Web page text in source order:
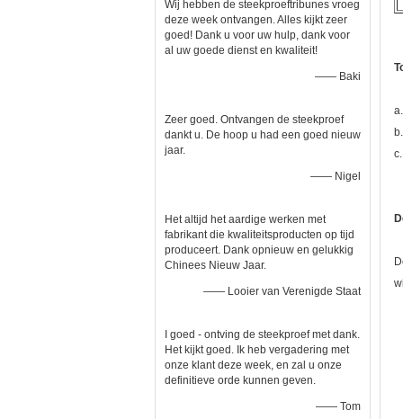
Wij hebben de steekproeftribunes vroeg
deze week ontvangen. Alles kijkt zeer
goed! Dank u voor uw hulp, dank voor
al uw goede dienst en kwaliteit!
—— Baki
Zeer goed. Ontvangen de steekproef
dankt u. De hoop u had een goed nieuw
jaar.
—— Nigel
Het altijd het aardige werken met
fabrikant die kwaliteitsproducten op tijd
produceert. Dank opnieuw en gelukkig
Chinees Nieuw Jaar.
—— Looier van Verenigde Staat
I goed - ontving de steekproef met dank.
Het kijkt goed. Ik heb vergadering met
onze klant deze week, en zal u onze
definitieve orde kunnen geven.
—— Tom